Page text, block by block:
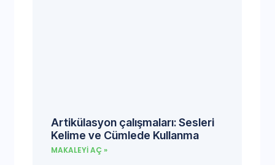
Artikülasyon çalışmaları: Sesleri
Kelime ve Cümlede Kullanma
MAKALEYI AÇ »